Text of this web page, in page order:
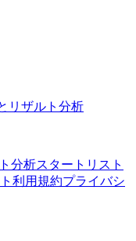
リザルト分析
分析スタートリスト
利用規約プライバシ